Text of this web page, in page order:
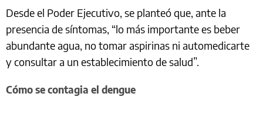
Desde el Poder Ejecutivo, se planteó que, ante la
presencia de síntomas, “lo más importante es beber
abundante agua, no tomar aspirinas ni automedicarte
y consultar a un establecimiento de salud”.
Cómo se contagia el dengue